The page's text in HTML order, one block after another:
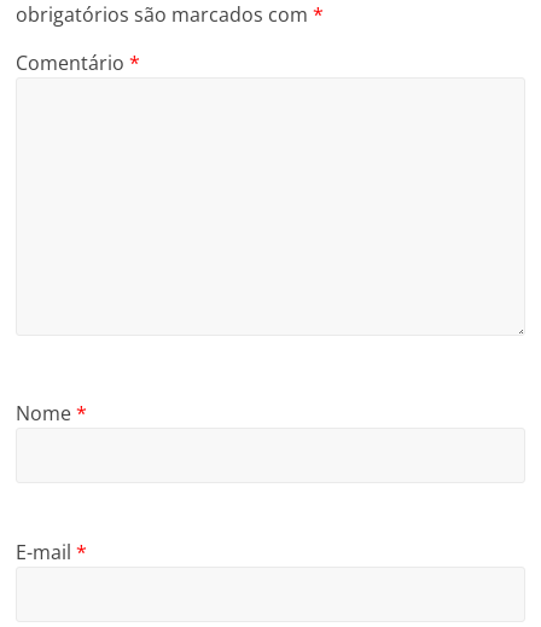
obrigatórios são marcados com*
Comentário*
Nome*
E-mail*